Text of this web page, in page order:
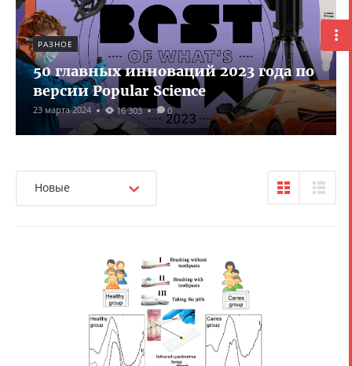
РАЗНОЕ
50 главных инноваций 2023 года по
версии Popular Science
23 марта 2024 16 303 0
Новые